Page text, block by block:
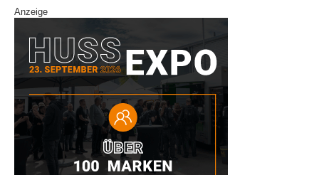
Anzeige